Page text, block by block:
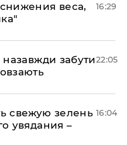
веса,
16:29
забути22:05
свежую зелень
увядания –
16:04